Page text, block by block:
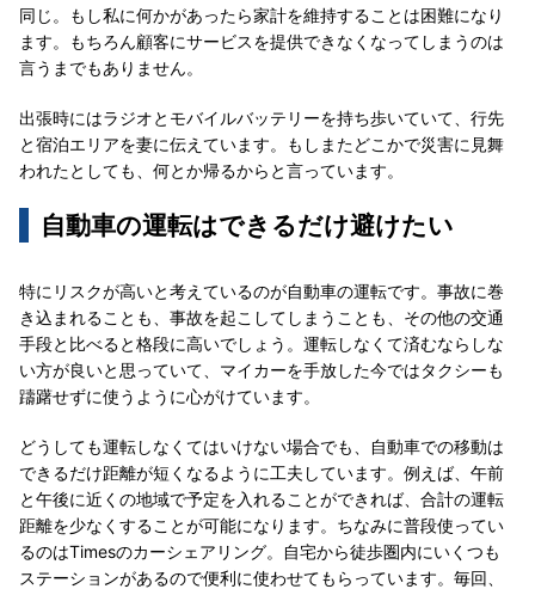
同じ。もし私に何かがあったら家計を維持することは困難になり
ます。もちろん顧客にサービスを提供できなくなってしまうのは
言うまでもありません。
出張時にはラジオとモバイルバッテリーを持ち歩いていて、行先
と宿泊エリアを妻に伝えています。もしまたどこかで災害に見舞
われたとしても、何とか帰るからと言っています。
自動車の運転はできるだけ避けたい
特にリスクが高いと考えているのが自動車の運転です。事故に巻
き込まれることも、事故を起こしてしまうことも、その他の交通
手段と比べると格段に高いでしょう。運転しなくて済むならしな
い方が良いと思っていて、マイカーを手放した今ではタクシーも
躊躇せずに使うように心がけています。
どうしても運転しなくてはいけない場合でも、自動車での移動は
できるだけ距離が短くなるように工夫しています。例えば、午前
と午後に近くの地域で予定を入れることができれば、合計の運転
距離を少なくすることが可能になります。ちなみに普段使ってい
るのはTimesのカーシェアリング。自宅から徒歩圏内にいくつも
ステーションがあるので便利に使わせてもらっています。毎回、